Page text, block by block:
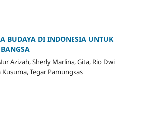
BUDAYA DI INDONESIA UNTUK
Azizah, Sherly Marlina, Gita, Rio Dwi
Tegar Pamungkas